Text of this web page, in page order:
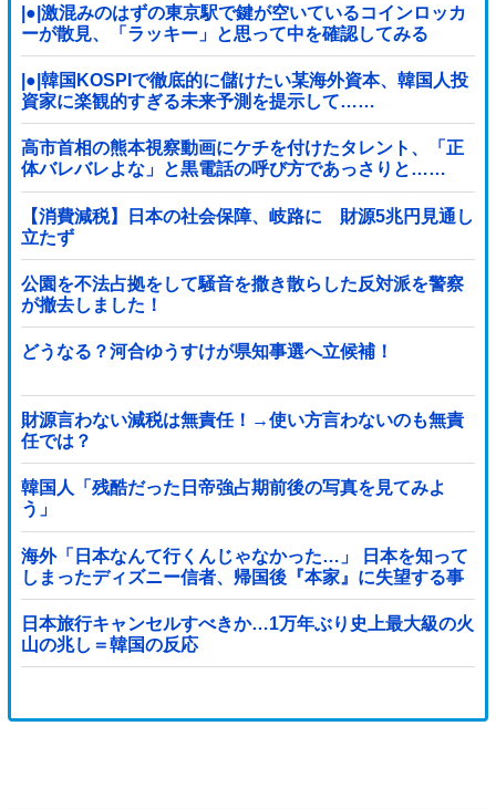
|●|激混みのはずの東京駅で鍵が空いているコインロッカ
ーが散見、「ラッキー」と思って中を確認してみる
と……
|●|韓国KOSPIで徹底的に儲けたい某海外資本、韓国人投
資家に楽観的すぎる未来予測を提示して……
高市首相の熊本視察動画にケチを付けたタレント、「正
体バレバレよな」と黒電話の呼び方であっさりと……
【消費減税】日本の社会保障、岐路に 財源5兆円見通し
立たず
公園を不法占拠をして騒音を撒き散らした反対派を警察
が撤去しました！
どうなる？河合ゆうすけが県知事選へ立候補！
財源言わない減税は無責任！→使い方言わないのも無責
任では？
韓国人「残酷だった日帝強占期前後の写真を見てみよ
う」
海外「日本なんて行くんじゃなかった…」 日本を知って
しまったディズニー信者、帰国後『本家』に失望する事
態に
日本旅行キャンセルすべきか…1万年ぶり史上最大級の火
山の兆し＝韓国の反応